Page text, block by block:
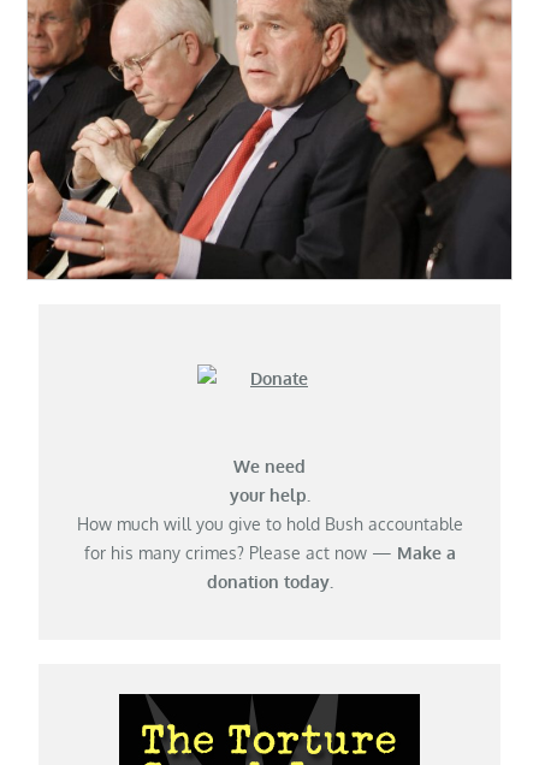
We need
your help.
How much will you give to hold Bush accountable
for his many crimes? Please act now — Make a
donation today.